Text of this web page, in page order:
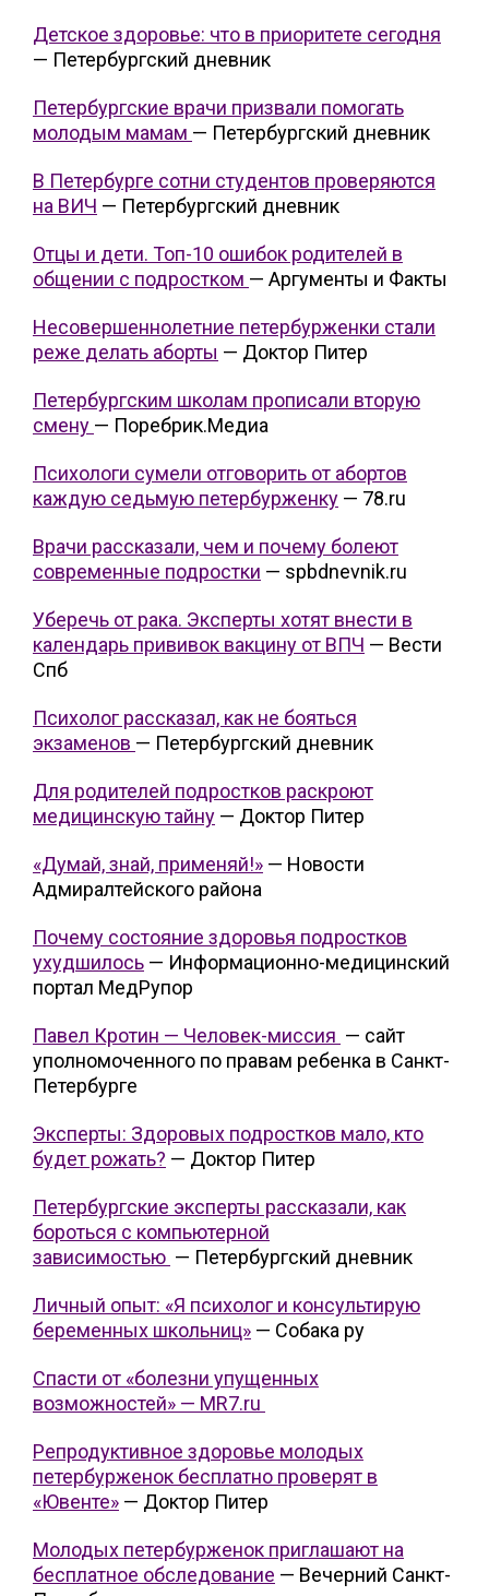
Детское здоровье: что в приоритете сегодня
— Петербургский дневник
Петербургские врачи призвали помогать
молодым мамам — Петербургский дневник
В Петербурге сотни студентов проверяются
на ВИЧ — Петербургский дневник
Отцы и дети. Топ-10 ошибок родителей в
общении с подростком — Аргументы и Факты
Несовершеннолетние петербурженки стали
реже делать аборты — Доктор Питер
Петербургским школам прописали вторую
смену — Поребрик.Медиа
Психологи сумели отговорить от абортов
каждую седьмую петербурженку — 78.ru
Врачи рассказали, чем и почему болеют
современные подростки — spbdnevnik.ru
Уберечь от рака. Эксперты хотят внести в
календарь прививок вакцину от ВПЧ — Вести
Спб
Психолог рассказал, как не бояться
экзаменов — Петербургский дневник
Для родителей подростков раскроют
медицинскую тайну — Доктор Питер
«Думай, знай, применяй!» — Новости
Адмиралтейского района
Почему состояние здоровья подростков
ухудшилось — Информационно-медицинский
портал МедРупор
Павел Кротин — Человек-миссия — сайт
уполномоченного по правам ребенка в Санкт-
Петербурге
Эксперты: Здоровых подростков мало, кто
будет рожать? — Доктор Питер
Петербургские эксперты рассказали, как
бороться с компьютерной
зависимостью — Петербургский дневник
Личный опыт: «Я психолог и консультирую
беременных школьниц» — Собака ру
Спасти от «болезни упущенных
возможностей» — MR7.ru
Репродуктивное здоровье молодых
петербурженок бесплатно проверят в
«Ювенте» — Доктор Питер
Молодых петербурженок приглашают на
бесплатное обследование — Вечерний Санкт-